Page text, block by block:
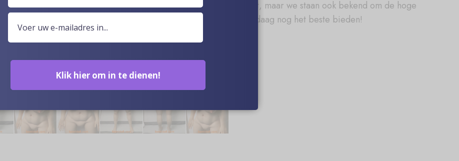
in het leveren van uw genot op de manier en wanneer u dat wilt, maar we staan ook bekend om de hoge
u geven, zal u over de maan sturen. Vertrouw erop dat wij u vandaag nog het beste bieden!
Klik hier om in te dienen!